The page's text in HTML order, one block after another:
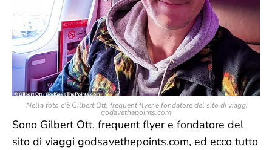
Nella foto c'è Gilbert Ott, frequent flyer e fondatore del sito di viaggi
godavethepoints.com
Sono Gilbert Ott, frequent flyer e fondatore del
sito di viaggi godsavethepoints.com, ed ecco tutto